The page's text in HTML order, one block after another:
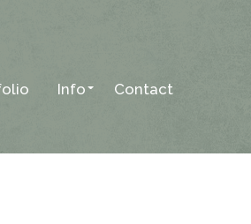
Info Contact